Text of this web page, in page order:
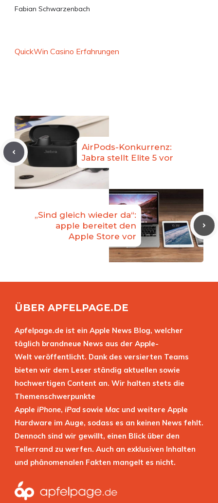
Fabian Schwarzenbach
QuickWin Casino Erfahrungen
AirPods-Konkurrenz:
Jabra stellt Elite 5 vor
„Sind gleich wieder da“:
apple bereitet den
Apple Store vor
ÜBER APFELPAGE.DE
Apfelpage.de ist ein Apple News Blog, welcher
täglich brandneue News aus der Apple-
Welt veröffentlicht. Dank des versierten Teams
bieten wir dem Leser ständig aktuellen sowie
hochwertigen Content an. Wir halten stets die
Themenschwerpunkte
Apple iPhone, iPad sowie Mac und weitere Apple
Hardware im Auge, sodass es an keinen News fehlt.
Dennoch sind wir gewillt, einen Blick über den
Tellerrand zu werfen. Auch an exklusiven Inhalten
und phänomenalen Fakten mangelt es nicht.